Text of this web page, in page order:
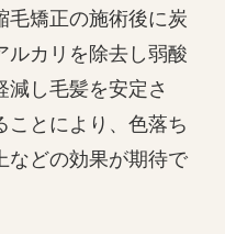
毛矯正の施術後に炭
ルカリを除去し弱酸
し毛髪を安定さ
ことにより、色落ち
などの効果が期待で